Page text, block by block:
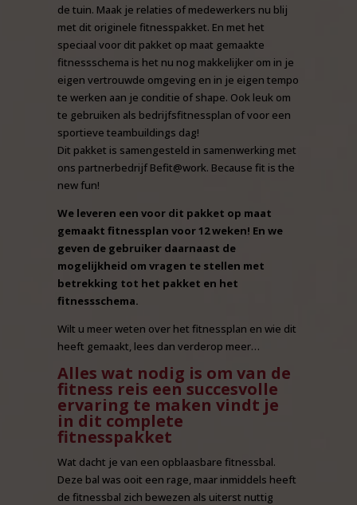
de tuin. Maak je relaties of medewerkers nu blij
met dit originele fitnesspakket. En met het
speciaal voor dit pakket op maat gemaakte
fitnessschema is het nu nog makkelijker om in je
eigen vertrouwde omgeving en in je eigen tempo
te werken aan je conditie of shape. Ook leuk om
te gebruiken als bedrijfsfitnessplan of voor een
sportieve teambuildings dag!
Dit pakket is samengesteld in samenwerking met
ons partnerbedrijf Befit@work. Because fit is the
new fun!
We leveren een voor dit pakket op maat
gemaakt fitnessplan voor 12 weken! En we
geven de gebruiker daarnaast de
mogelijkheid om vragen te stellen met
betrekking tot het pakket en het
fitnessschema.
Wilt u meer weten over het fitnessplan en wie dit
heeft gemaakt, lees dan verderop meer…
Alles wat nodig is om van de
fitness reis een succesvolle
ervaring te maken vindt je
in dit complete
fitnesspakket
Wat dacht je van een opblaasbare fitnessbal.
Deze bal was ooit een rage, maar inmiddels heeft
de fitnessbal zich bewezen als uiterst nuttig